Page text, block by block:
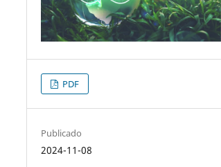
PDF
Publicado
2024-11-08